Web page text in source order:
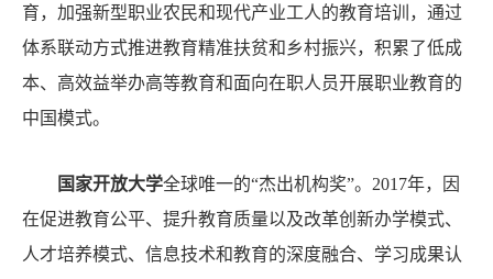
育，加强新型职业农民和现代产业工人的教育培训，通过
体系联动方式推进教育精准扶贫和乡村振兴，积累了低成
本、高效益举办高等教育和面向在职人员开展职业教育的
中国模式。
国家开放大学全球唯一的“杰出机构奖”。 2017年，因
在促进教育公平、提升教育质量以及改革创新办学模式、
人才培养模式、信息技术和教育的深度融合、学习成果认